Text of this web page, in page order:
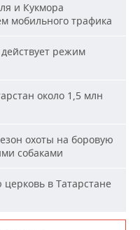
и Кукмора
мобильного трафика
режим
около 1,5 млн
охоты на боровую
собаками
в Татарстане